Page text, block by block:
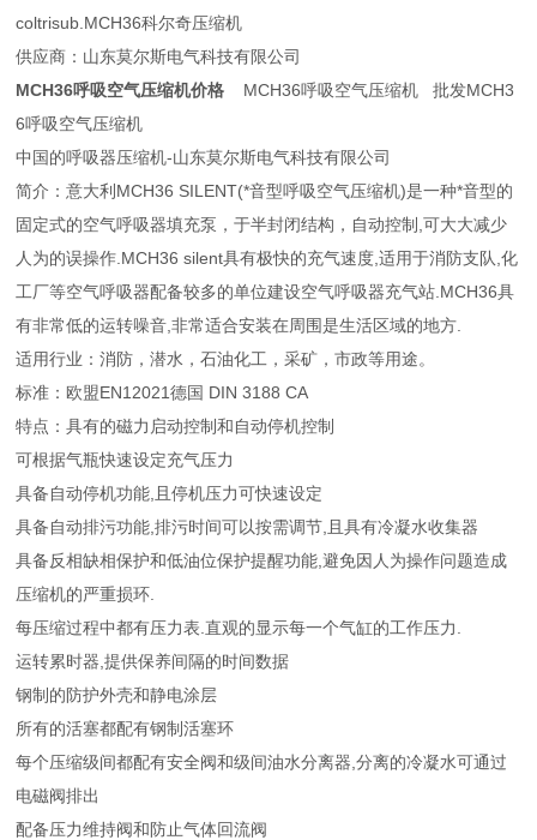
coltrisub.MCH36科尔奇压缩机
供应商：山东莫尔斯电气科技有限公司
MCH36呼吸空气压缩机价格 MCH36呼吸空气压缩机 批发MCH3
6呼吸空气压缩机
中国的呼吸器压缩机-山东莫尔斯电气科技有限公司
简介：意大利MCH36 SILENT(*音型呼吸空气压缩机)是一种*音型的
固定式的空气呼吸器填充泵，于半封闭结构，自动控制,可大大减少
人为的误操作.MCH36 silent具有极快的充气速度,适用于消防支队,化
工厂等空气呼吸器配备较多的单位建设空气呼吸器充气站.MCH36具
有非常低的运转噪音,非常适合安装在周围是生活区域的地方.
适用行业：消防，潜水，石油化工，采矿，市政等用途。
标准：欧盟EN12021德国 DIN 3188 CA
特点：具有的磁力启动控制和自动停机控制
可根据气瓶快速设定充气压力
具备自动停机功能,且停机压力可快速设定
具备自动排污功能,排污时间可以按需调节,且具有冷凝水收集器
具备反相缺相保护和低油位保护提醒功能,避免因人为操作问题造成
压缩机的严重损环.
每压缩过程中都有压力表.直观的显示每一个气缸的工作压力.
运转累时器,提供保养间隔的时间数据
钢制的防护外壳和静电涂层
所有的活塞都配有钢制活塞环
每个压缩级间都配有安全阀和级间油水分离器,分离的冷凝水可通过
电磁阀排出
配备压力维持阀和防止气体回流阀